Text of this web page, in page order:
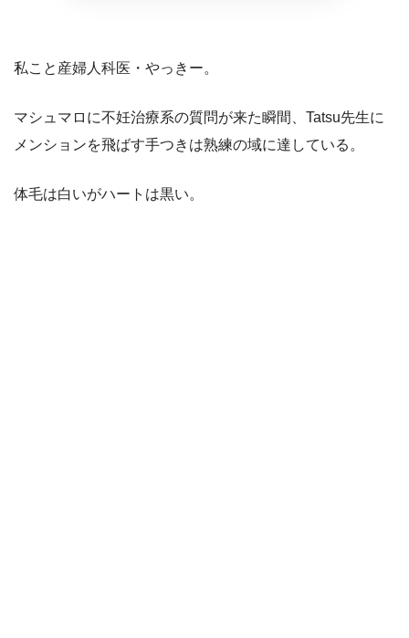
私こと産婦人科医・やっきー。
マシュマロに不妊治療系の質問が来た瞬間、Tatsu先生に
メンションを飛ばす手つきは熟練の域に達している。
体毛は白いがハートは黒い。